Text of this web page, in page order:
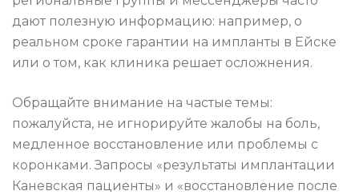
дают полезную информацию: например, о
реальном сроке гарантии на импланты в Ейске
или о том, как клиника решает осложнения.
Обращайте внимание на частые темы:
пожалуйста, не игнорируйте жалобы на боль,
медленное восстановление или проблемы с
коронками. Запросы «результаты имплантации
Каневская пациенты» и «восстановление после